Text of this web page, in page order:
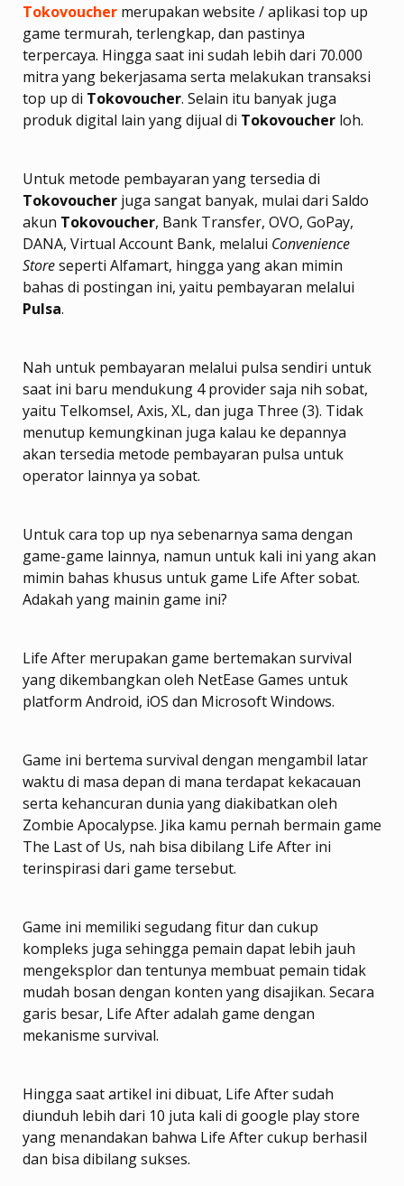
Tokovoucher merupakan website / aplikasi top up
game termurah, terlengkap, dan pastinya
terpercaya. Hingga saat ini sudah lebih dari 70.000
mitra yang bekerjasama serta melakukan transaksi
top up di Tokovoucher. Selain itu banyak juga
produk digital lain yang dijual di Tokovoucher loh.
Untuk metode pembayaran yang tersedia di
Tokovoucher juga sangat banyak, mulai dari Saldo
akun Tokovoucher, Bank Transfer, OVO, GoPay,
DANA, Virtual Account Bank, melalui Convenience
Storeseperti Alfamart, hingga yang akan mimin
bahas di postingan ini, yaitu pembayaran melalui
Pulsa.
Nah untuk pembayaran melalui pulsa sendiri untuk
saat ini baru mendukung 4 provider saja nih sobat,
yaitu Telkomsel, Axis, XL, dan juga Three (3). Tidak
menutup kemungkinan juga kalau ke depannya
akan tersedia metode pembayaran pulsa untuk
operator lainnya ya sobat.
Untuk cara top up nya sebenarnya sama dengan
game-game lainnya, namun untuk kali ini yang akan
mimin bahas khusus untuk game Life After sobat.
Adakah yang mainin game ini?
Life After merupakan game bertemakan survival
yang dikembangkan oleh NetEase Games untuk
platform Android, iOS dan Microsoft Windows.
Game ini bertema survival dengan mengambil latar
waktu di masa depan di mana terdapat kekacauan
serta kehancuran dunia yang diakibatkan oleh
Zombie Apocalypse. Jika kamu pernah bermain game
The Last of Us, nah bisa dibilang Life After ini
terinspirasi dari game tersebut.
Game ini memiliki segudang fitur dan cukup
kompleks juga sehingga pemain dapat lebih jauh
mengeksplor dan tentunya membuat pemain tidak
mudah bosan dengan konten yang disajikan. Secara
garis besar, Life After adalah game dengan
mekanisme survival.
Hingga saat artikel ini dibuat, Life After sudah
diunduh lebih dari 10 juta kali di google play store
yang menandakan bahwa Life After cukup berhasil
dan bisa dibilang sukses.